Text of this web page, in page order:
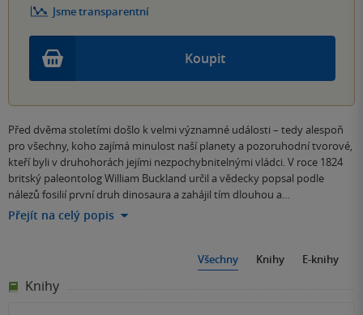
Koupit
Jsme transparentní
Před dvěma stoletími došlo k velmi významné události – tedy alespoň
pro všechny, koho zajímá minulost naší planety a pozoruhodní tvorové,
kteří byli v druhohorách jejími nezpochybnitelnými vládci. V roce 1824
britský paleontolog William Buckland určil a vědecky popsal podle
nálezů fosilií první druh dinosaura a zahájil tím dlouhou a…
Přejít na celý popis
Všechny Knihy E-knihy
Knihy